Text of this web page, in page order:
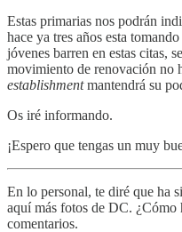
Estas primarias nos podrán
hace ya tres años esta
jóvenes barren en estas citas,
movimiento de renovación no
establishmentmantendrá su
Os iré informando.
¡Espero que tengas un muy
En lo personal, te diré que ha
aquí más fotos de DC. ¿Cómo
comentarios.